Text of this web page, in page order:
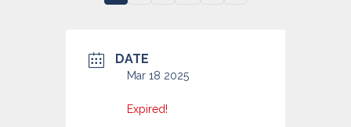
DATE
Mar 18 2025
Expired!